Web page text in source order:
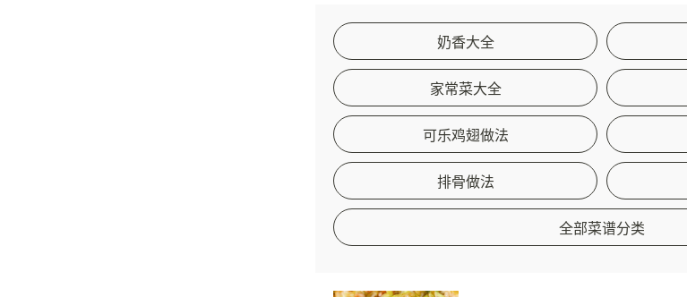
奶香大全
家常菜大全
可乐鸡翅做法
排骨做法
全部菜谱分类